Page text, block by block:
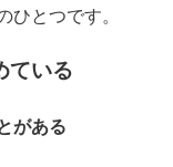
とつです。
ている
がある